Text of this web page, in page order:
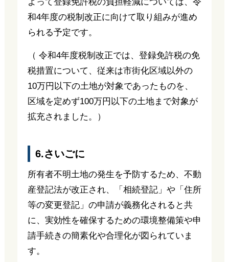
よって登録免許税の負担軽減については、令
和4年度の税制改正に向けて取り組みが進め
られる予定です。
（ 令和4年度税制改正では、登録免許税の免
税措置について、従来は市街化区域以外の
10万円以下の土地が対象であったものを、
区域を定めず100万円以下の土地まで対象が
拡充されました。）
6.さいごに
所有者不明土地の発生を予防するため、不動
産登記法が改正され、「相続登記」や「住所
等の変更登記」の申請が義務化されると共
に、実効性を確保するための環境整備策や申
請手続きの簡素化や合理化が図られていま
す。